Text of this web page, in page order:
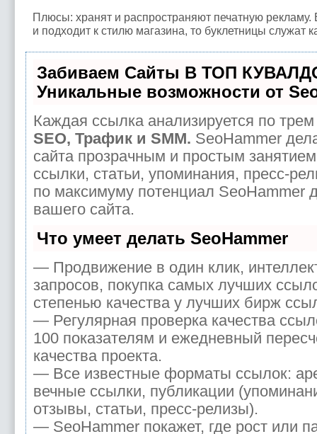
Плюсы: хранят и распространяют печатную
и подходит к стилю магазина, то буклетницы служат
Забиваем Сайты В ТОП
Уникальные возможности от
Каждая ссылка анализируется по
SEO, Трафик и SMM. SeoHammer
сайта прозрачным и простым
ссылки, статьи, упоминания, пресс-
по максимуму потенциал SeoHammer
вашего сайта.
Что умеет делать SeoHammer
— Продвижение в один клик,
запросов, покупка самых лучших
степенью качества у лучших бирж
— Регулярная проверка качества
100 показателям и ежедневный
качества проекта.
— Все известные форматы ссылок:
вечные ссылки, публикации
отзывы, статьи, пресс-релизы).
— SeoHammer покажет, где рост или